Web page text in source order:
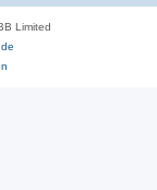
Limited